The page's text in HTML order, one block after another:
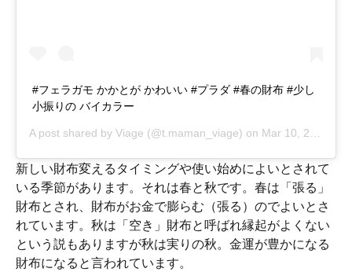
#フェラガモ かかとが かわいい #プラダ #春の財布 #少し
小振りの バイカラー
A post shared by Viage (@t.maman_viage) on Mar 10, 2018 at 10:10pm PST
新しい財布変えるタイミングや使い始めによいとされて
いる季節があります。それは春と秋です。春は「張る」
財布とされ、財布がお金で膨らむ（張る）のでよいとさ
れています。秋は「空き」財布と呼ばれ縁起がよくない
という説もありますが秋は実りの秋。金運が豊かになる
財布になると言われています。